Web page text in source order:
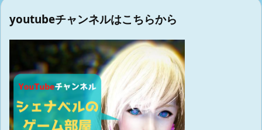
youtubeチャンネルはこちらから